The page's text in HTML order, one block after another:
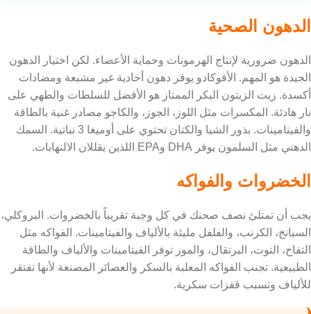
الدهون الصحية
الدهون ضرورية لإنتاج الهرمونات وحماية الأعضاء. لكن اختيار الدهون
الجيدة هو المهم. الأفوكادو يوفر دهون أحادية غير مشبعة ومضادات
أكسدة. زيت الزيتون البكر الممتاز هو الأفضل للسلطات والطهي على
نار هادئة. المكسرات مثل اللوز، الجوز، والكاجو مصادر غنية بالطاقة
والفيتامينات. بذور الشيا والكتان تحتوي على أوميغا 3 نباتية. السمك
الدهني مثل السلمون يوفر DHA وEPA اللذين يقللان الالتهابات.
الخضروات والفواكه
يجب أن تمتلئ نصف صحنك في كل وجبة تقريباً بالخضروات. البروكلي،
السبانخ، الكرنب، والفلفل مليئة بالألياف والفيتامينات. الفواكه مثل
التفاح، التوت، البرتقال، والموز توفر الفيتامينات والألياف والطاقة
الطبيعية. تجنب الفواكه المعلبة بالسكر والعصائر المصنعة لأنها تفتقر
للألياف وتسبب قفزات سكرية.